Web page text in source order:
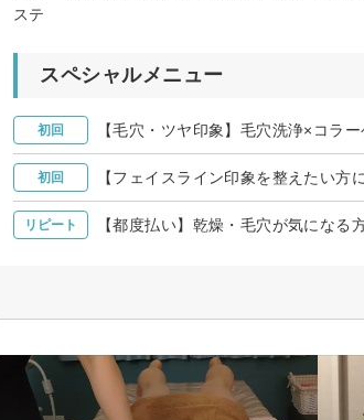
ステ
スペシャルメニュー
初回 【毛穴・ツヤ印象】毛穴洗浄×コラ
初回 【フェイスライン印象を整えたい
リピート 【都度払い】乾燥・毛穴が気にな